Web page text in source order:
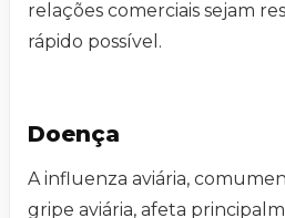
relações comerciais sejam
rápido possível.
Doença
A influenza aviária,
gripe aviária, afeta